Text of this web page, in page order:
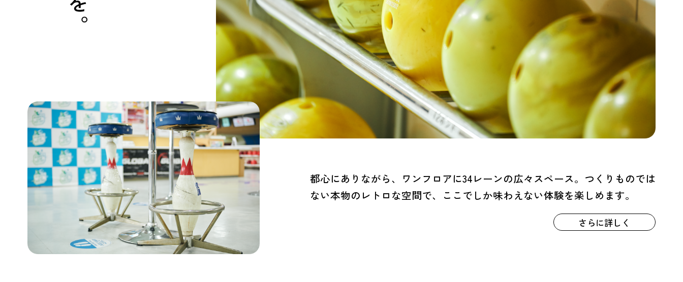
都心にありながら、ワンフロアに34レーンの広々スペース。つくりものでは
ない本物のレトロな空間で、ここでしか味わえない体験を楽しめます。
さらに詳しく